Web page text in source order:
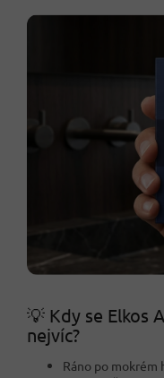
💡 Kdy se Elkos
nejvíc?
Ráno po